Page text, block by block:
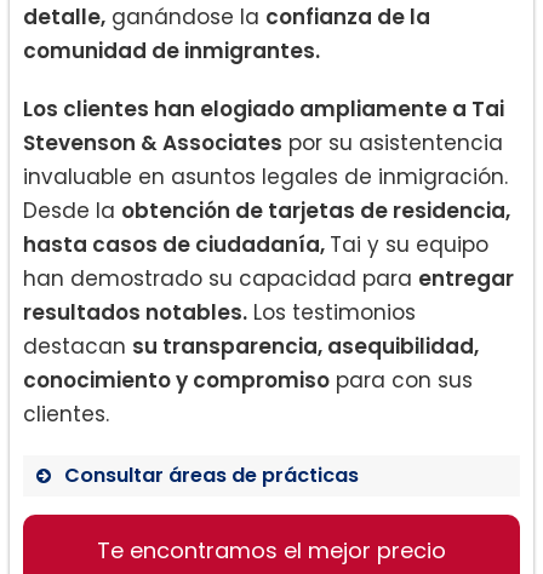
detalle, ganándose la confianza de la
comunidad de inmigrantes.
Los clientes han elogiado ampliamente a Tai
Stevenson & Associates por su asistentencia
invaluable en asuntos legales de inmigración.
Desde la obtención de tarjetas de residencia,
hasta casos de ciudadanía, Tai y su equipo
han demostrado su capacidad para entregar
resultados notables. Los testimonios
destacan su transparencia, asequibilidad,
conocimiento y compromiso para con sus
clientes.
Consultar áreas de prácticas
Obtención de Green Card
Aplicación para la ciudadanía
Te encontramos el mejor precio